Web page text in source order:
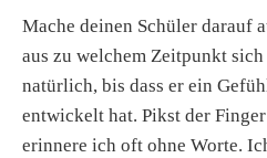
Mache deinen Schüler darauf
aus zu welchem Zeitpunkt
natürlich, bis dass er ein
entwickelt hat. Pikst der
erinnere ich oft ohne Worte.